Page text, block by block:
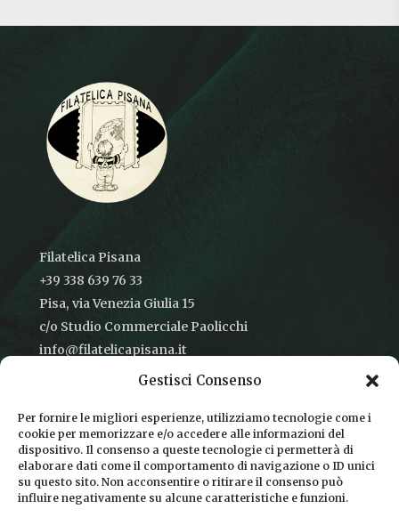
Gestisci Consenso
Per fornire le migliori esperienze, utilizziamo tecnologie come i
cookie per memorizzare e/o accedere alle informazioni del
dispositivo. Il consenso a queste tecnologie ci permetterà di
elaborare dati come il comportamento di navigazione o ID unici
su questo sito. Non acconsentire o ritirare il consenso può
influire negativamente su alcune caratteristiche e funzioni.
Filatelica Pisana
+39 338 639 76 33
Pisa, via Venezia Giulia 15
c/o Studio Commerciale Paolicchi
info@filatelicapisana.it
CONDIZIONI DI VENDITA
INFORMATIVA SULLA PRIVACY
COOKIE POLICY